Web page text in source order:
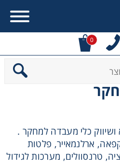
0
כלי מעבדה למחקר .
ארלנמאייר, פלטות
טרנסוולים, מערכות לגידול
Error: Contact
מחיר או מידע עבור: